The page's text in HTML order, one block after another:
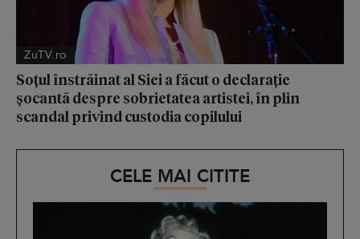
ZuTV.ro
Soțul înstrăinat al Siei a făcut o declarație
șocantă despre sobrietatea artistei, în plin
scandal privind custodia copilului
CELE MAI CITITE